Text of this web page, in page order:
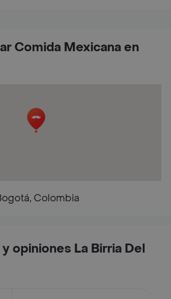
Comida Mexicana en
Colombia
opiniones La Birria Del